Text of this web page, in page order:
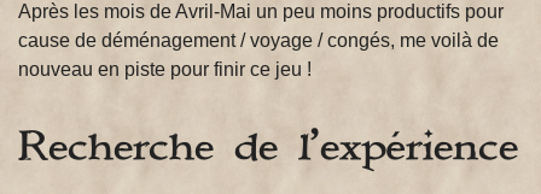
Après les mois de Avril-Mai un peu moins productifs pour
cause de déménagement / voyage / congés, me voilà de
nouveau en piste pour finir ce jeu !
Recherche de l’expérience